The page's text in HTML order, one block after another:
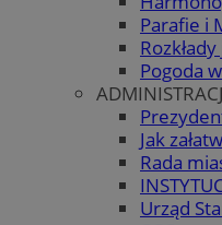
Parafie i
Pogoda
Jak
Rada
Urząd